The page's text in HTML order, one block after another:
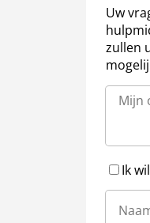
Uw
zullen
Ik